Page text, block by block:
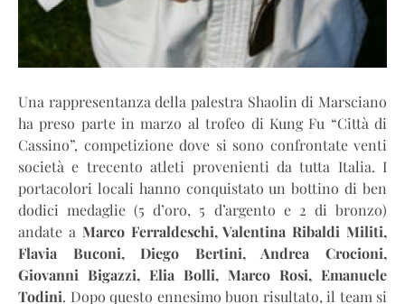
Una rappresentanza della palestra Shaolin di Marsciano
ha preso parte in marzo al trofeo di Kung Fu “Città di
Cassino”, competizione dove si sono confrontate venti
società e trecento atleti provenienti da tutta Italia. I
portacolori locali hanno conquistato un bottino di ben
dodici medaglie (5 d’oro, 5 d’argento e 2 di bronzo)
andate a Marco Ferraldeschi, Valentina Ribaldi Militi,
Flavia Buconi, Diego Bertini, Andrea Crocioni,
Giovanni Bigazzi, Elia Bolli, Marco Rosi, Emanuele
Todini. Dopo questo ennesimo buon risultato, il team si